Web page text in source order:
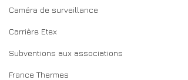
Caméra de surveillance
Carrière Etex
Subventions aux associations
France Thermes